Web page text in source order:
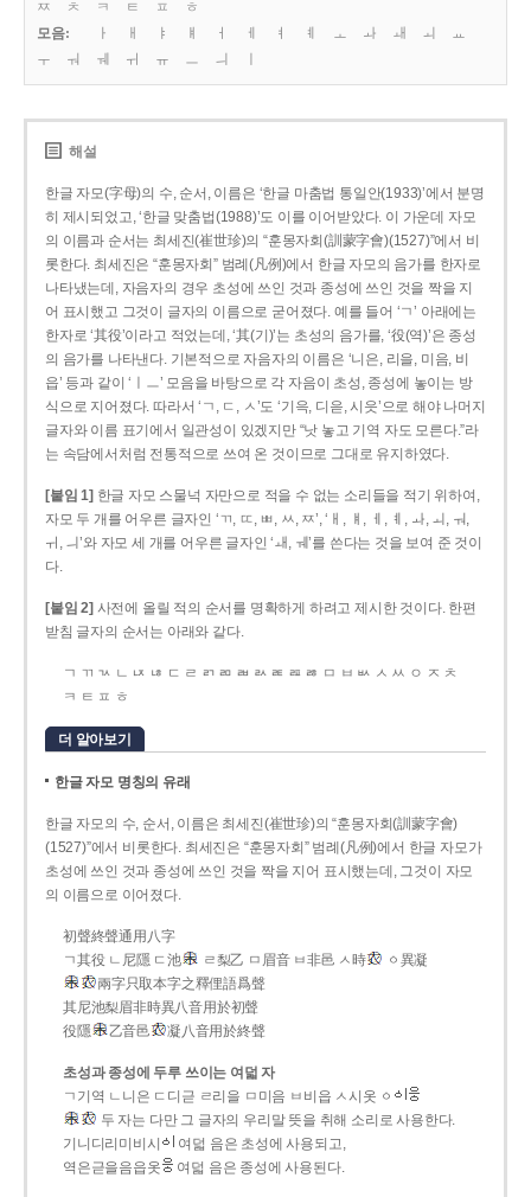
ㅉ
ㅊ ㅋ ㅌ ㅍ
ㅎ
모음:
ㅏ ㅐ ㅑ ㅒ ㅓ ㅔ ㅕ ㅖ ㅗ ㅘ ㅙ ㅚ
ㅛ
ㅜ
ㅝ ㅞ ㅟ ㅠ ㅡ ㅢ
해설
한글 자모(字母)의 수, 순서, 이름은 ‘한글 마춤법 통일안(1933)’에서 분명
히 제시되었고, ‘한글 맞춤법(1988)’도 이를 이어받았다. 이 가운데 자모
의 이름과 순서는 최세진(崔世珍)의 “훈몽자회(訓蒙字會)(1527)”에서 비
롯한다. 최세진은 “훈몽자회” 범례(凡例)에서 한글 자모의 음가를 한자로
나타냈는데, 자음자의 경우 초성에 쓰인 것과 종성에 쓰인 것을 짝을 지
어 표시했고 그것이 글자의 이름으로 굳어졌다. 예를 들어 ‘ㄱ’ 아래에는
한자로 ‘其役’이라고 적었는데, ‘其(기)’는 초성의 음가를, ‘役(역)’은 종성
의 음가를 나타낸다. 기본적으로 자음자의 이름은 ‘니은, 리을, 미음, 비
읍’ 등과 같이 ‘ㅣㅡ’ 모음을 바탕으로 각 자음이 초성, 종성에 놓이는 방
식으로 지어졌다. 따라서 ‘ㄱ, ㄷ, ㅅ’도 ‘기윽, 디읃, 시읏’으로 해야 나머지
글자와 이름 표기에서 일관성이 있겠지만 “낫 놓고 기역 자도 모른다.”라
는 속담에서처럼 전통적으로 쓰여 온 것이므로 그대로 유지하였다.
[붙임 1] 한글 자모 스물넉 자만으로 적을 수 없는 소리들을 적기 위하여,
자모 두 개를 어우른 글자인 ‘ㄲ, ㄸ, ㅃ, ㅆ, ㅉ’, ‘ㅐ, ㅒ, ㅔ, ㅖ, ㅘ, ㅚ, ㅝ,
ㅟ, ㅢ’와 자모 세 개를 어우른 글자인 ‘ㅙ, ㅞ’를 쓴다는 것을 보여 준 것이
다.
[붙임 2] 사전에 올릴 적의 순서를 명확하게 하려고 제시한 것이다. 한편
받침 글자의 순서는 아래와 같다.
ㄱ ㄲ ㄳ ㄴ ㄵ ㄶ ㄷ ㄹ ㄺ ㄻ ㄼ ㄽ ㄾ ㄿ ㅀ ㅁ ㅂ ㅄ ㅅ ㅆ ㅇ ㅈ ㅊ
ㅋ ㅌ ㅍ ㅎ
더 알아보기
한글 자모 명칭의 유래
한글 자모의 수, 순서, 이름은 최세진(崔世珍)의 “훈몽자회(訓蒙字會)
(1527)”에서 비롯한다. 최세진은 “훈몽자회” 범례(凡例)에서 한글 자모가
초성에 쓰인 것과 종성에 쓰인 것을 짝을 지어 표시했는데, 그것이 자모
의 이름으로 이어졌다.
初聲終聲通用八字
ㄱ其役 ㄴ尼隱 ㄷ池
ㄹ梨乙 ㅁ眉音 ㅂ非邑 ㅅ時
ㆁ異凝
兩字只取本字之釋俚語爲聲
其尼池梨眉非時異八音用於初聲
役隱
乙音邑 凝八音用於終聲
초성과 종성에 두루 쓰이는 여덟 자
ㄱ기역 ㄴ니은 ㄷ디귿 ㄹ리을 ㅁ미음 ㅂ비읍 ㅅ시옷 ㆁ
두 자는 다만 그 글자의 우리말 뜻을 취해 소리로 사용한다.
기니디리미비시
여덟 음은 초성에 사용되고,
역은귿을음읍옷
여덟 음은 종성에 사용된다.